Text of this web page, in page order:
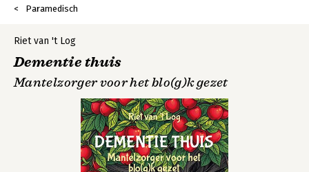
Paramedisch
Riet van 't Log
Dementie thuis
Mantelzorger voor het blo(g)k gezet